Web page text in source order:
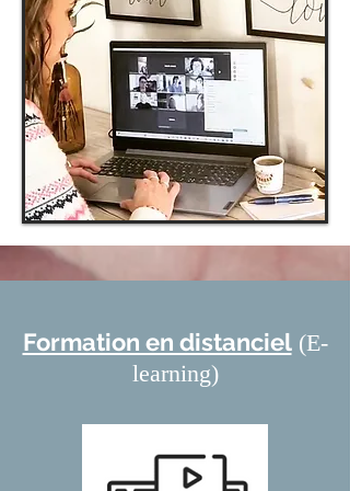
Formation en distanciel(E-
learning)